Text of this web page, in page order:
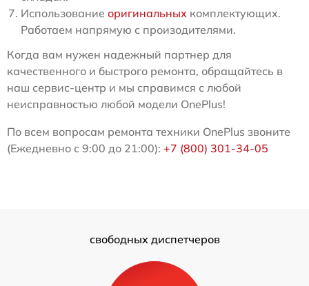
Использование оригинальных комплектующих.
Работаем напрямую с произодителями.
Когда вам нужен надежный партнер для
качественного и быстрого ремонта, обращайтесь в
наш сервис-центр и мы справимся с любой
неисправностью любой модели OnePlus!
По всем вопросам ремонта техники OnePlus звоните
(Ежедневно с 9:00 до 21:00): +7 (800) 301-34-05
свободных диспетчеров